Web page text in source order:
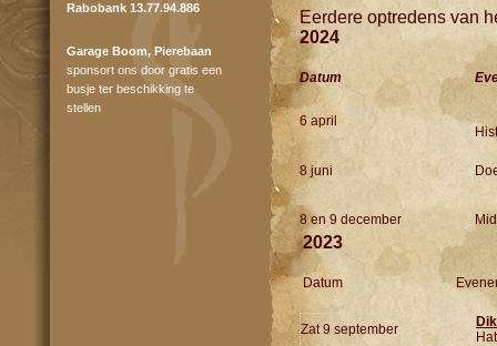
Rabobank 13.77.94.886
Garage Boom, Pierebaan
sponsort ons door gratis een
busje ter beschikking te
stellen
Eerdere optredens van
2024
Datum
6 april
8 juni
8 en 9 december
2023
Datum
Zat 9 september